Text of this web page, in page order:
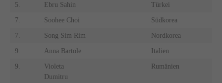
5. Ebru Sahin Türkei
7. Soohee Choi Südkorea
7. Song Sim Rim Nordkorea
9. Anna Bartole Italien
9.
Violeta
Dumitru
Rumänien